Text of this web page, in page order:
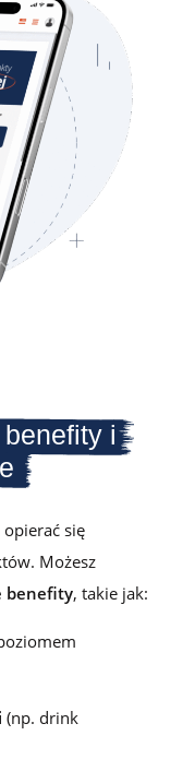
i
się
Możesz
benefity, takie jak:
(np. drink